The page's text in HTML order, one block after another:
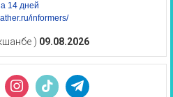
14 дней
informers/
) 09.08.2026